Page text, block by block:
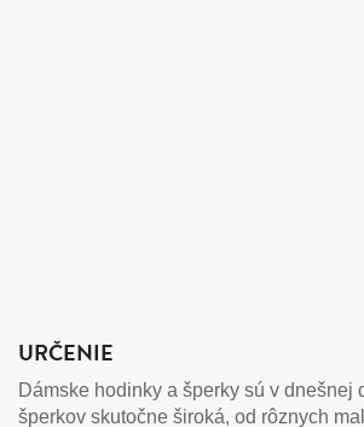
URČENIE
Dámske hodinky a šperky sú v
šperkov skutočne široká, od rôznych